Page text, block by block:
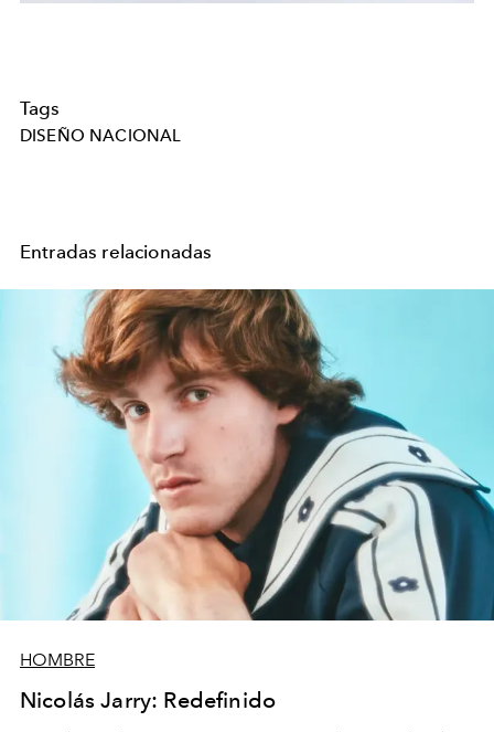
Tags
DISEÑO NACIONAL
Entradas relacionadas
HOMBRE
Nicolás Jarry: Redefinido